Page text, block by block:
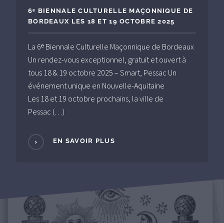
6ᵉ BIENNALE CULTURELLE MAÇONNIQUE DE
BORDEAUX LES 18 ET 19 OCTOBRE 2025
La 6ᵉ Biennale Culturelle Maçonnique de Bordeaux
Un rendez-vous exceptionnel, gratuit et ouvert à
tous 18 & 19 octobre 2025 – Smart, Pessac Un
événement unique en Nouvelle-Aquitaine
Les 18 et 19 octobre prochains, la ville de
Pessac (…)
EN SAVOIR PLUS